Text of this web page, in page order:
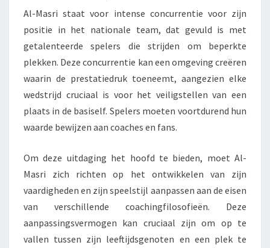
Al-Masri staat voor intense concurrentie voor zijn
positie in het nationale team, dat gevuld is met
getalenteerde spelers die strijden om beperkte
plekken. Deze concurrentie kan een omgeving creëren
waarin de prestatiedruk toeneemt, aangezien elke
wedstrijd cruciaal is voor het veiligstellen van een
plaats in de basiself. Spelers moeten voortdurend hun
waarde bewijzen aan coaches en fans.
Om deze uitdaging het hoofd te bieden, moet Al-
Masri zich richten op het ontwikkelen van zijn
vaardigheden en zijn speelstijl aanpassen aan de eisen
van verschillende coachingfilosofieën. Deze
aanpassingsvermogen kan cruciaal zijn om op te
vallen tussen zijn leeftijdsgenoten en een plek te